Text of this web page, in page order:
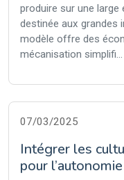
produire sur une large
destinée aux grandes
modèle offre des
mécanisation simplifi...
07/03/2025
Intégrer les
pour